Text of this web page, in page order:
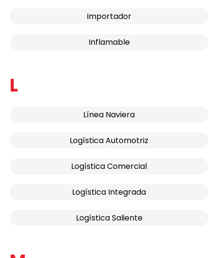
Importador
Inflamable
L
Línea Naviera
Logística Automotriz
Logística Comercial
Logística Integrada
Logística Saliente